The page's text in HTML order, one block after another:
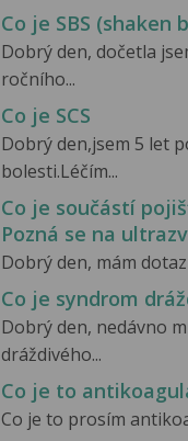
Co je SBS (shaken
Dobrý den, dočetla
ročního...
Co je SCS
Dobrý den,jsem 5 let
bolesti.Léčím...
Co je součástí
Pozná se na
Dobrý den, mám
Co je syndrom
Dobrý den, nedávno
dráždivého...
Co je to
Co je to prosím